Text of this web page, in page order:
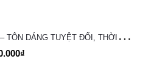
J
UMPSUIT ỐNG LOE HỞ LƯNG – TÔN DÁNG TUYỆT ĐỐI, THỜI TRANG VÀ NĂNG ĐỘNG